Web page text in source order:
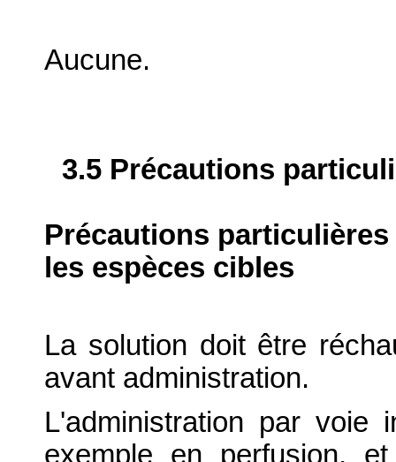
Aucune.
3.5 Précautions
Précautions
les espèces cibles
La solution doit être
avant administration.
L'administration par voie
exemple en perfusion,